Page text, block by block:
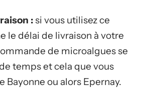
:si vous utilisez ce
le délai de livraison à votre
de microalgues se
temps et cela que vous
Bayonne ou alors Epernay.